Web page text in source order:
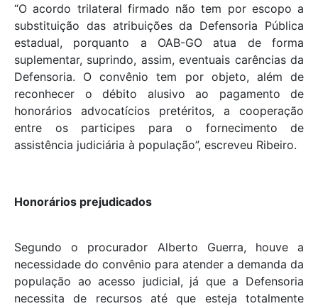
“O acordo trilateral firmado não tem por escopo a
substituição das atribuições da Defensoria Pública
estadual, porquanto a OAB-GO atua de forma
suplementar, suprindo, assim, eventuais carências da
Defensoria. O convênio tem por objeto, além de
reconhecer o débito alusivo ao pagamento de
honorários advocatícios pretéritos, a cooperação
entre os participes para o fornecimento de
assistência judiciária à população”, escreveu Ribeiro.
Honorários prejudicados
Segundo o procurador Alberto Guerra, houve a
necessidade do convênio para atender a demanda da
população ao acesso judicial, já que a Defensoria
necessita de recursos até que esteja totalmente